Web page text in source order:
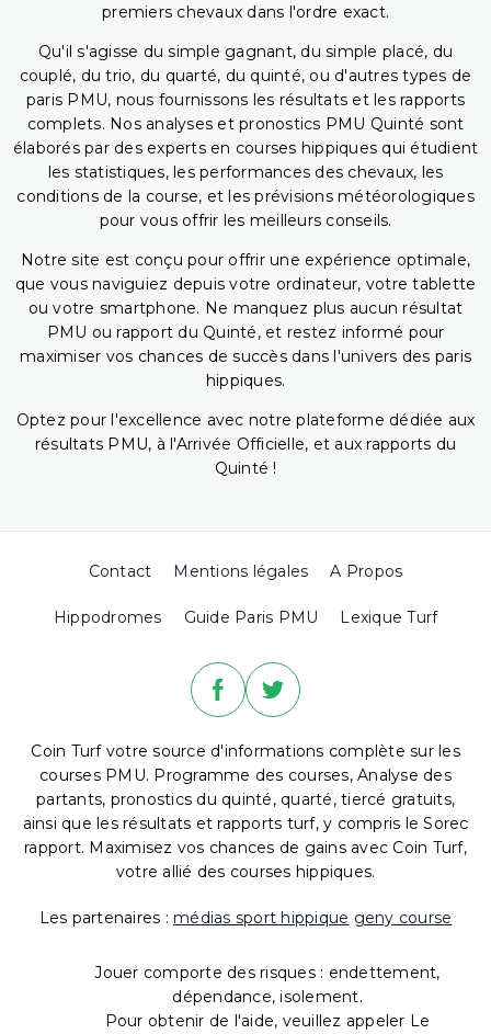
premiers chevaux dans l'ordre exact.
Qu'il s'agisse du simple gagnant, du simple placé, du
couplé, du trio, du quarté, du quinté, ou d'autres types de
paris PMU, nous fournissons les résultats et les rapports
complets. Nos analyses et pronostics PMU Quinté sont
élaborés par des experts en courses hippiques qui étudient
les statistiques, les performances des chevaux, les
conditions de la course, et les prévisions météorologiques
pour vous offrir les meilleurs conseils.
Notre site est conçu pour offrir une expérience optimale,
que vous naviguiez depuis votre ordinateur, votre tablette
ou votre smartphone. Ne manquez plus aucun résultat
PMU ou rapport du Quinté, et restez informé pour
maximiser vos chances de succès dans l'univers des paris
hippiques.
Optez pour l'excellence avec notre plateforme dédiée aux
résultats PMU, à l'Arrivée Officielle, et aux rapports du
Quinté !
Contact Mentions légales A Propos
Hippodromes Guide Paris PMU Lexique Turf
Coin Turf votre source d'informations complète sur les
courses PMU. Programme des courses, Analyse des
partants, pronostics du quinté, quarté, tiercé gratuits,
ainsi que les résultats et rapports turf, y compris le Sorec
rapport. Maximisez vos chances de gains avec Coin Turf,
votre allié des courses hippiques.
Les partenaires : médias sport hippique geny course
Jouer comporte des risques : endettement,
dépendance, isolement.
Pour obtenir de l'aide, veuillez appeler Le